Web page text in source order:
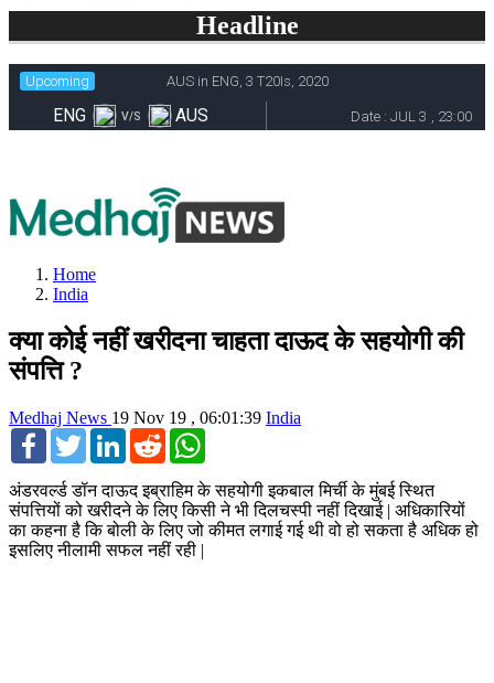
Headline
Home
India
क्या कोई नहीं खरीदना चाहता दाऊद के सहयोगी की
संपत्ति ?
Medhaj News 19 Nov 19 , 06:01:39 India
FacebookTwitterLinkedInReddit
अंडरवर्ल्ड डॉन दाऊद इब्राहिम के सहयोगी इकबाल मिर्ची के मुंबई स्थित
संपत्तियों को खरीदने के लिए किसी ने भी दिलचस्पी नहीं दिखाई | अधिकारियों
का कहना है कि बोली के लिए जो कीमत लगाई गई थी वो हो सकता है अधिक हो
इसलिए नीलामी सफल नहीं रही |